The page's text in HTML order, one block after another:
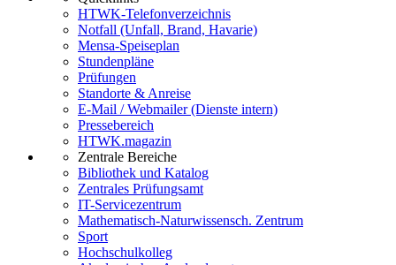
HTWK-Telefonverzeichnis
Notfall (Unfall, Brand, Havarie)
Mensa-Speiseplan
Stundenpläne
Prüfungen
Standorte & Anreise
E-Mail / Webmailer (Dienste intern)
Pressebereich
HTWK.magazin
Zentrale Bereiche
Bibliothek und Katalog
Zentrales Prüfungsamt
IT-Servicezentrum
Mathematisch-Naturwissensch. Zentrum
Sport
Hochschulkolleg